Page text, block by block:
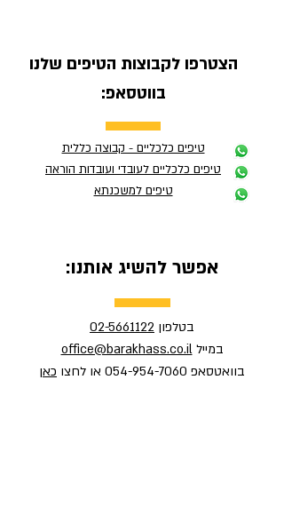
הצטרפו לקבוצות הטיפים שלנו
בווטסאפ:
טיפים כלכליים - קבוצה כללית
טיפים כלכליים לעובדי ועובדות הוראה
טיפים למשכנתא
אפשר להשיג אותנו:
בטלפון 02-5661122
במיילoffice@barakhass.co.il
בוואטסאפ 054-954-7060 או לחצו כאן